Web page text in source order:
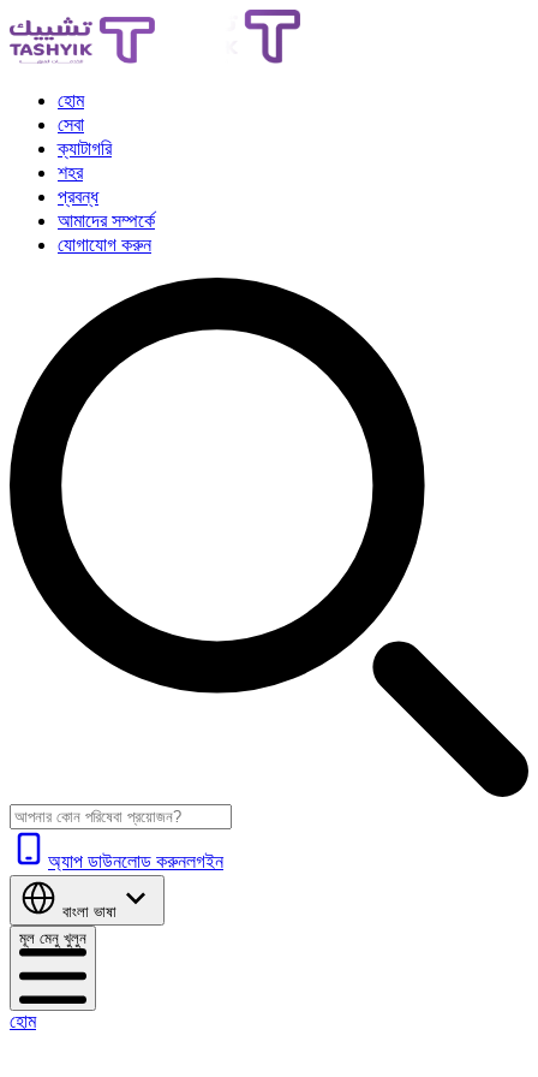
হোম
সেবা
ক্যাটাগরি
শহর
প্রবন্ধ
আমাদের সম্পর্কে
যোগাযোগ করুন
অ্যাপ ডাউনলোড করুনলগইন
বাংলা ভাষা
মূল মেনু খুলুন
হোম